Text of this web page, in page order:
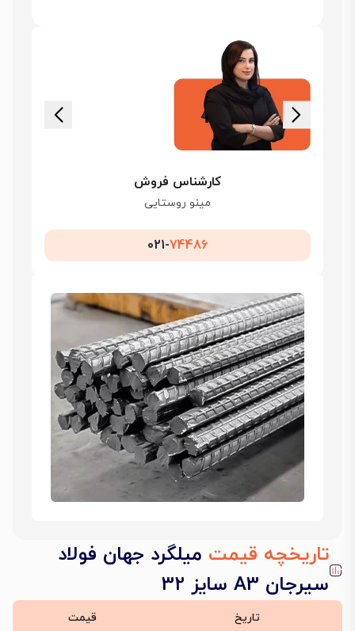
کارشناس فروش
مینو روستایی
021-74486
تاریخچه قیمت میلگرد جهان فولاد
سیرجان A3 سایز 32
تاریخ قیمت